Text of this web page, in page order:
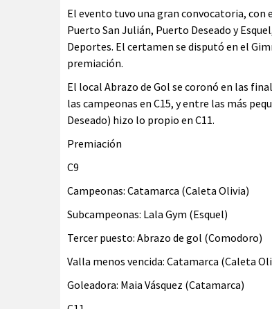
El evento tuvo una gran convocatoria, con
Puerto San Julián, Puerto Deseado y
Deportes. El certamen se disputó en el
premiación.
El local Abrazo de Gol se coronó en las
las campeonas en C15, y entre las más
Deseado) hizo lo propio en C11.
Premiación
C9
Campeonas: Catamarca (Caleta Olivia)
Subcampeonas: Lala Gym (Esquel)
Tercer puesto: Abrazo de gol (Comodoro)
Valla menos vencida: Catamarca (Caleta
Goleadora: Maia Vásquez (Catamarca)